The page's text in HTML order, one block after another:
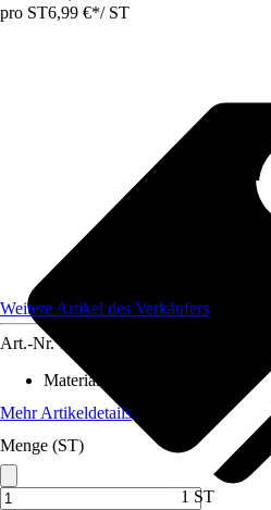
pro ST6,99 €*/ ST
Weitere Artikel des Verkäufers
Art.-Nr. 12584268
Material
Mehr Artikeldetails
Menge (ST)
1 ST